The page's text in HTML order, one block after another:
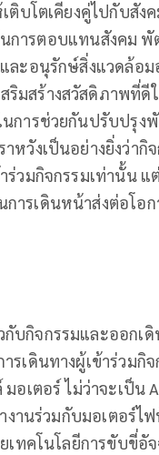
ติบโตเคียงคู่ไปกับสัง
น้นการตอบแทนสังคม
ะอนุรักษ์สิ่งแวดล้อม
ริมสร้างสวัสดิภาพที่
นการช่วยกันปรับปรุ
วังเป็นอย่างยิ่งว่ากิ
ร่วมกิจกรรมเท่านั้น
ารเดินหน้าส่งต่อโอ
กิจกรรมและออกเดิ
เดินทางผู้เข้าร่วมกิจ
เตอร์ ไม่ว่าจะเป็น
งานร่วมกับมอเตอร์ไ
ทคโนโลยีการขับขี่อั